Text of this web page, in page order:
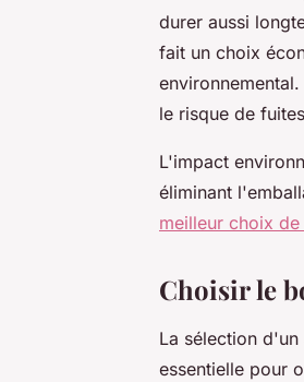
durer aussi
fait un choix
le risque de
L'impact
éliminant
meilleur choix
Choisir le
La sélection d'un
essentielle pour